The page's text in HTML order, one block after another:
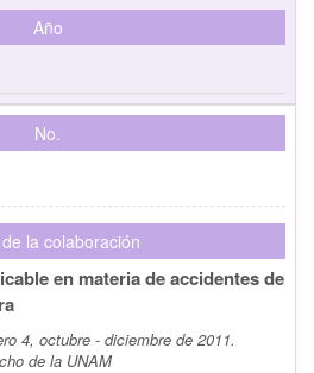
Año
No.
la colaboración
en materia de accidentes de
4, octubre - diciembre de 2011.
de la UNAM